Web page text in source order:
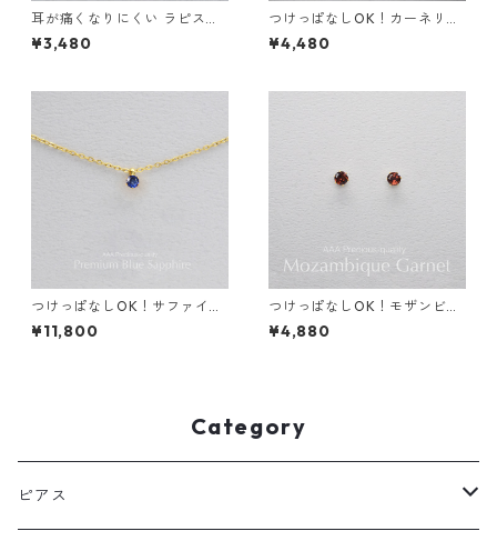
耳が痛くなりにくい ラピスラ
ズリ クリップイヤリング 2wa
ys イヤーカフ サージカルステ
¥3,480
つけっぱなしOK！カーネリア
ン 一粒ネックレス AAA 金属
アレルギー サージカルステン
¥4,480
つけっぱなしOK！サファイア
一粒ネックレス AAA 金属アレ
ルギー サージカルステンレス
¥11,800
つけっぱなしOK！モザンビー
ク ガーネット ピアス サージカ
ルステンレス 金属アレルギー
¥4,880
Category
ピアス